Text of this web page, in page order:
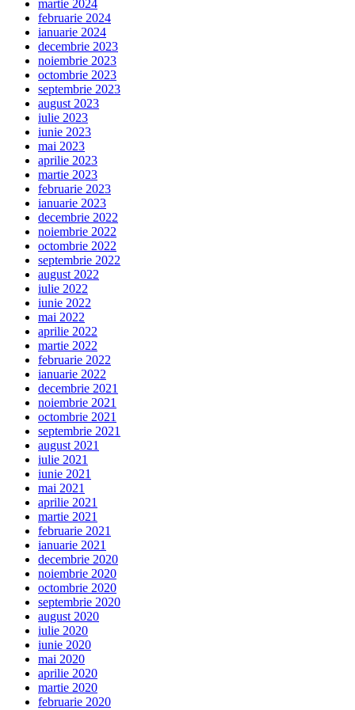
martie 2024
februarie 2024
ianuarie 2024
decembrie 2023
noiembrie 2023
octombrie 2023
septembrie 2023
august 2023
iulie 2023
iunie 2023
mai 2023
aprilie 2023
martie 2023
februarie 2023
ianuarie 2023
decembrie 2022
noiembrie 2022
octombrie 2022
septembrie 2022
august 2022
iulie 2022
iunie 2022
mai 2022
aprilie 2022
martie 2022
februarie 2022
ianuarie 2022
decembrie 2021
noiembrie 2021
octombrie 2021
septembrie 2021
august 2021
iulie 2021
iunie 2021
mai 2021
aprilie 2021
martie 2021
februarie 2021
ianuarie 2021
decembrie 2020
noiembrie 2020
octombrie 2020
septembrie 2020
august 2020
iulie 2020
iunie 2020
mai 2020
aprilie 2020
martie 2020
februarie 2020